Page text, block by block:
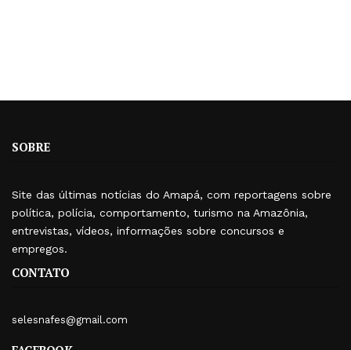
SOBRE
Site das últimas notícias do Amapá, com reportagens sobre
política, polícia, comportamento, turismo na Amazônia,
entrevistas, vídeos, informações sobre concursos e
empregos.
CONTATO
selesnafes@gmail.com